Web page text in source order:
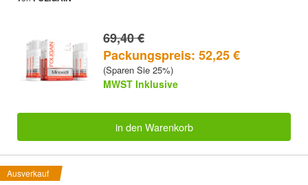
69,40 €
Packungspreis: 52,25 €
(Sparen Sie 25%)
MWST Inklusive
in den Warenkorb
Ausverkauf